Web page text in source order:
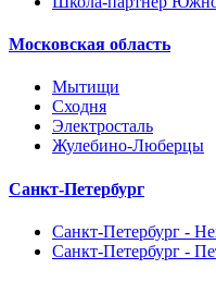
Московская область
Мытищи
Сходня
Электросталь
Жулебино-Люберцы
Санкт-Петербург
Санкт-Петербург -
Санкт-Петербург -